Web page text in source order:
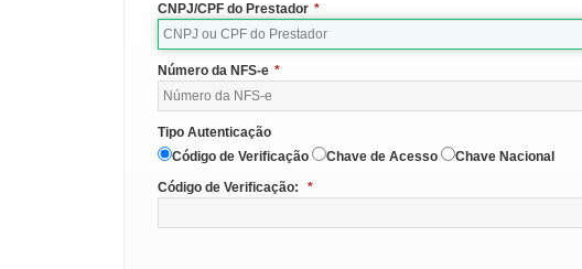
CNPJ/CPF do Prestador *
Número da NFS-e *
Tipo Autenticação
Código de Verificação
Chave de Acesso
Chave Nacional
Código de Verificação:
*